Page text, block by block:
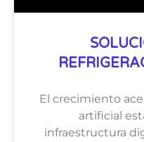
El crecimiento
artificial
infraestructura